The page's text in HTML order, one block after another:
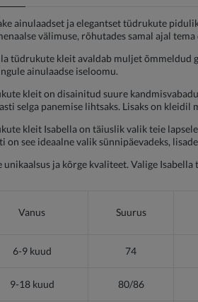
ainulaadset ja elegantset tüdrukute
välimuse, rõhutades samal ajal
tüdrukute kleit avaldab muljet õmmeldud
ainulaadse iseloomu.
kleit on disainitud suure
selga panemise lihtsaks. Lisaks on kleidil
kleit Isabella on täiuslik valik teie
on see ideaalne valik sünnipäevadeks,
unikaalsus ja kõrge kvaliteet. Valige
Vanus Suurus
6-9 kuud 74
9-18 kuud 80/86